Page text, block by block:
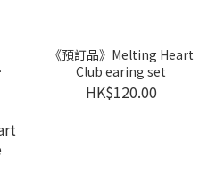
《預訂品》Melting Heart
Club earing set
HK$120.00